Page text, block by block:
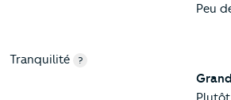
Peu
Tranquilité ?